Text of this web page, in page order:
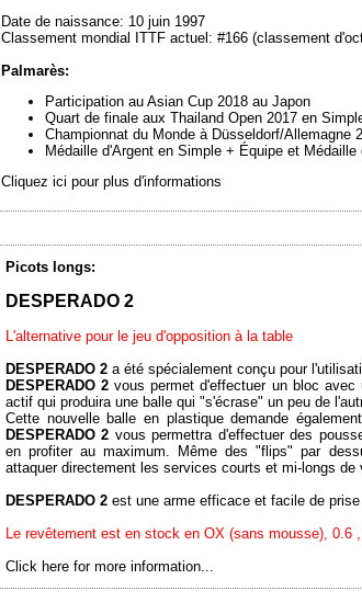
Date de naissance: 10 juin 1997
Classement mondial ITTF actuel: #166 (classement
Palmarès:
Participation au Asian Cup 2018 au Japon
Quart de finale aux Thailand Open 2017 en
Championnat du Monde à Düsseldorf/Allemagne
Médaille d'Argent en Simple + Équipe et
Cliquez ici pour plus d'informations
Picots longs:
DESPERADO 2
L'alternative pour le jeu d'opposition à la table
DESPERADO 2 a été spécialement conçu pour
DESPERADO 2 vous permet d'effectuer un bloc
actif qui produira une balle qui "s'écrase" un peu de
Cette nouvelle balle en plastique demande
DESPERADO 2 vous permettra d'effectuer des
en profiter au maximum. Même des "flips" par
attaquer directement les services courts et mi-longs de
DESPERADO 2 est une arme efficace et facile de
Le revêtement est en stock en OX (sans mousse), 0.6
Click here for more information...